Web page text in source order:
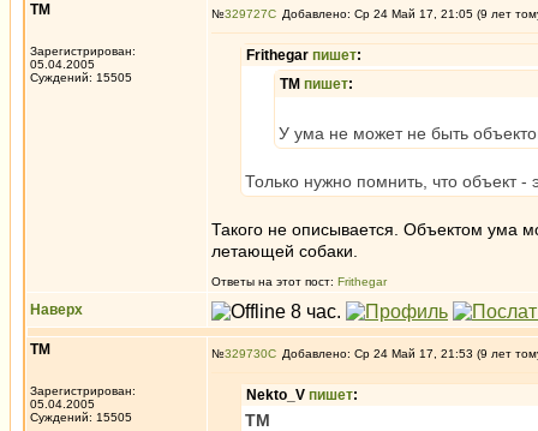
ТМ
Зарегистрирован:
05.04.2005
Суждений: 15505
№329727 Добавлено: Ср 24 Май 17, 21:05 (9 лет
Frithegar пишет:
ТМ пишет:
У ума не может не быть
Только нужно помнить, что объект -
Такого не описывается. Объектом ума
летающей собаки.
Ответы на этот пост: Frithegar
Наверх
ТМ
Зарегистрирован:
05.04.2005
Суждений: 15505
№329730 Добавлено: Ср 24 Май 17, 21:53 (9 лет
Nekto_V пишет:
ТМ